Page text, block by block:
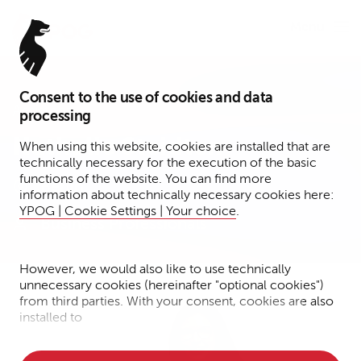
Consent to the use of cookies and data
processing
When using this website, cookies are installed that are
technically necessary for the execution of the basic
functions of the website. You can find more
information about technically necessary cookies here:
YPOG | Cookie Settings | Your choice.
However, we would also like to use technically
unnecessary cookies (hereinafter "optional cookies")
from third parties. With your consent, cookies are also
installed to
Assistant
Nathalie Steidten
Berlin